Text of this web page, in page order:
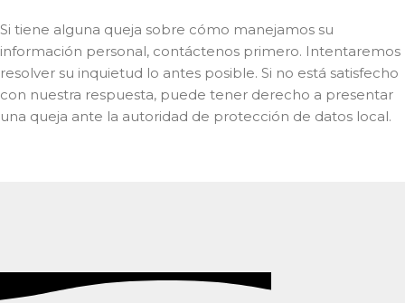
Si tiene alguna queja sobre cómo manejamos su
información personal, contáctenos primero. Intentaremos
resolver su inquietud lo antes posible. Si no está satisfecho
con nuestra respuesta, puede tener derecho a presentar
una queja ante la autoridad de protección de datos local.